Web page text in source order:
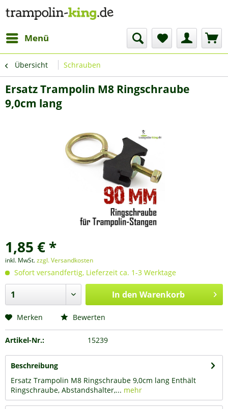
Menü
Übersicht Schrauben
Ersatz Trampolin M8 Ringschraube
9,0cm lang
1,85 € *
inkl. MwSt.zzgl. Versandkosten
Sofort versandfertig, Lieferzeit ca. 1-3 Werktage
In den Warenkorb
Merken Bewerten
Artikel-Nr.: 15239
Beschreibung
Ersatz Trampolin M8 Ringschraube 9,0cm lang Enthält
Ringschraube, Abstandshalter,... mehr